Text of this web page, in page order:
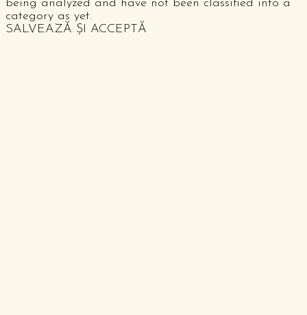
being analyzed and have not been classified into a
category as yet.
SALVEAZĂ ȘI ACCEPTĂ